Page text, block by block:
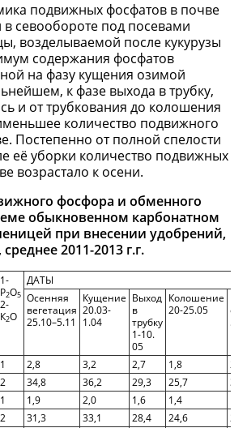
подвижных фосфатов в почве
в севообороте под посевами
возделываемой после кукурузы
содержания фосфатов
на фазу кущения озимой
к фазе выхода в трубку,
и от трубкования до колошения
количество подвижного
Постепенно от полной спелости
её уборки количество подвижных
возрастало к осени.
фосфора и обменного
обыкновенном карбонатном
при внесении удобрений,
2011-2013 г.г.
1-
Р2О5
2-
К2О
ДАТЫ
Осенняя
вегетация
25.10–5.11
Кущение
20.03-
1.04
Выход
в
трубку
1-10.
05
Колошение
20-25.05
5-
1 2,8 3,2 2,7 1,8
2,0
2
34,8 36,2 29,3 25,7
1 1,9 2,0 1,6 1,4
2
31,3 33,1 28,4 24,6